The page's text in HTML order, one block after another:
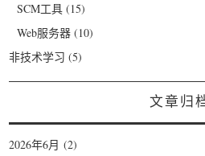
SCM工具 (15)
Web服务器 (10)
非技术学习 (5)
文章归
2026年6月 (2)